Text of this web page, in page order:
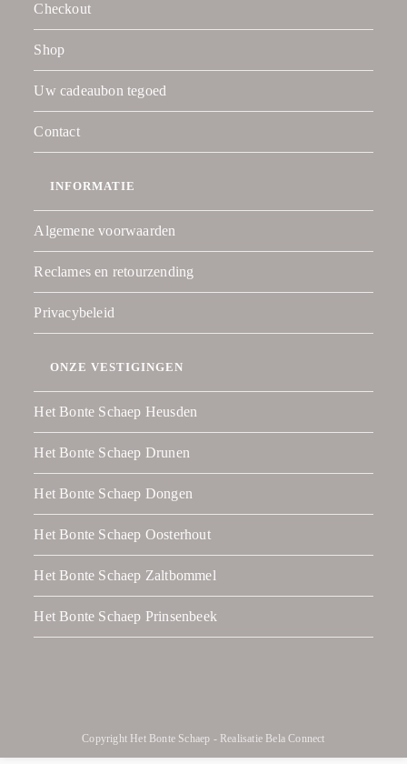
Checkout
Shop
Uw cadeaubon tegoed
Contact
INFORMATIE
Algemene voorwaarden
Reclames en retourzending
Privacybeleid
ONZE VESTIGINGEN
Het Bonte Schaep Heusden
Het Bonte Schaep Drunen
Het Bonte Schaep Dongen
Het Bonte Schaep Oosterhout
Het Bonte Schaep Zaltbommel
Het Bonte Schaep Prinsenbeek
Copyright Het Bonte Schaep - Realisatie Bela Connect